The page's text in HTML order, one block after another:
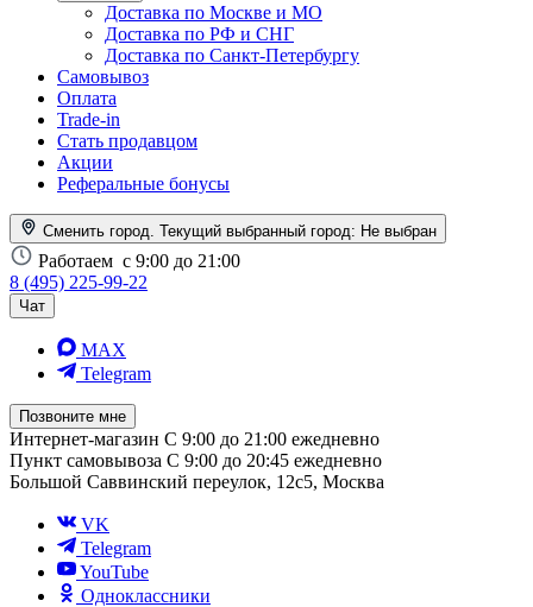
Доставка по Москве и МО
Доставка по РФ и СНГ
Доставка по Санкт-Петербургу
Самовывоз
Оплата
Trade-in
Стать продавцом
Акции
Реферальные бонусы
Сменить город. Текущий выбранный город: Не выбран
Работаем с 9:00 до 21:00
8 (495) 225-99-22
Чат
MAX
Telegram
Позвоните мне
Интернет-магазин С 9:00 до 21:00 ежедневно
Пункт самовывоза С 9:00 до 20:45 ежедневно
Большой Саввинский переулок, 12с5, Москва
VK
Telegram
YouTube
Одноклассники